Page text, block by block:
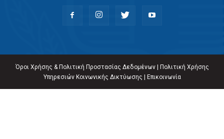
Όροι Χρήσης & Πολιτική Προστασίας Δεδομένων|
Πολιτική Χρήσης
Υπηρεσιών Κοινωνικής Δικτύωσης
Επικοινωνία